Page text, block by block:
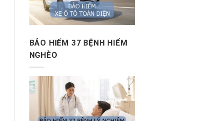
BẢO HIỂM 37 BỆNH HIỂM
NGHÈO